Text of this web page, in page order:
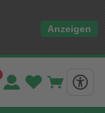
Anzeigen